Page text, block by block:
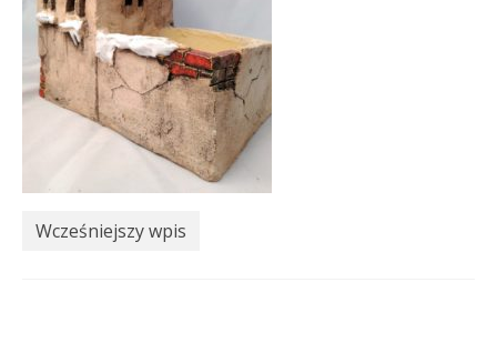
Wcześniejszy wpis